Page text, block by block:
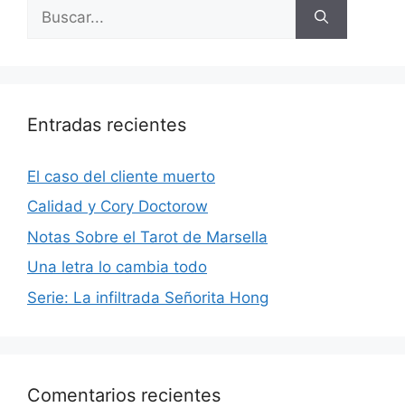
Entradas recientes
El caso del cliente muerto
Calidad y Cory Doctorow
Notas Sobre el Tarot de Marsella
Una letra lo cambia todo
Serie: La infiltrada Señorita Hong
Comentarios recientes